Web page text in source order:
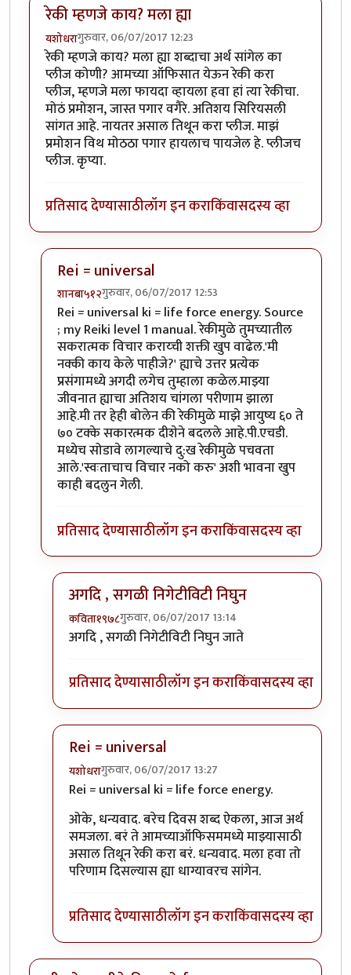
रेकी म्हणजे काय? मला ह्या
यशोधरागुरुवार, 06/07/2017 12:23
रेकी म्हणजे काय? मला ह्या शब्दाचा अर्थ सांगेल का
प्लीज कोणी? आमच्या ऑफिसात येऊन रेकी करा
प्लीज, म्हणजे मला फायदा व्हायला हवा हां त्या रेकीचा.
मोठं प्रमोशन, जास्त पगार वगैरे. अतिशय सिरियसली
सांगत आहे. नायतर असाल तिथून करा प्लीज. माझं
प्रमोशन विथ मोठठा पगार हायलाच पायजेल हे. प्लीजच
प्लीज. कृप्या.
प्रतिसाद देण्यासाठीलॉग इन कराकिंवासदस्य व्हा
Rei = universal
शानबा५१२गुरुवार, 06/07/2017 12:53
In reply toरेकी म्हणजे काय? मला ह्याbyयशोधरा
Rei = universal ki = life force energy. Source
; my Reiki level 1 manual. रेकीमुळे तुमच्यातील
सकरात्मक विचार कराय्ची शक्ती खुप वाढेल.'मी
नक्की काय केले पाहीजे?' ह्याचे उत्तर प्रत्येक
प्रसंगामध्ये अगदी लगेच तुम्हाला कळेल.माझ्या
जीवनात ह्याचा अतिशय चांगला परीणाम झाला
आहे.मी तर हेही बोलेन की रेकीमुळे माझे आयुष्य ६० ते
७० टक्के सकारत्मक दीशेने बदलले आहे.पी.एचडी.
मध्येच सोडावे लागल्याचे दु:ख रेकीमुळे पचवता
आले.'स्वःताचाच विचार नको करु' अशी भावना खुप
काही बदलुन गेली.
प्रतिसाद देण्यासाठीलॉग इन कराकिंवासदस्य व्हा
अगदि , सगळी निगेटीविटी निघुन
कविता१९७८गुरुवार, 06/07/2017 13:14
In reply toRei = universalbyशानबा५१२
अगदि , सगळी निगेटीविटी निघुन जाते
प्रतिसाद देण्यासाठीलॉग इन कराकिंवासदस्य व्हा
Rei = universal
यशोधरागुरुवार, 06/07/2017 13:27
In reply toRei = universalbyशानबा५१२
Rei = universal ki = life force energy.
ओके, धन्यवाद. बरेच दिवस शब्द ऐकला, आज अर्थ
समजला. बरं ते आमच्याऑफिसममध्ये माझ्यासाठी
असाल तिथून रेकी करा बरं. धन्यवाद. मला हवा तो
परिणाम दिसल्यास ह्या धाग्यावरच सांगेन.
प्रतिसाद देण्यासाठीलॉग इन कराकिंवासदस्य व्हा